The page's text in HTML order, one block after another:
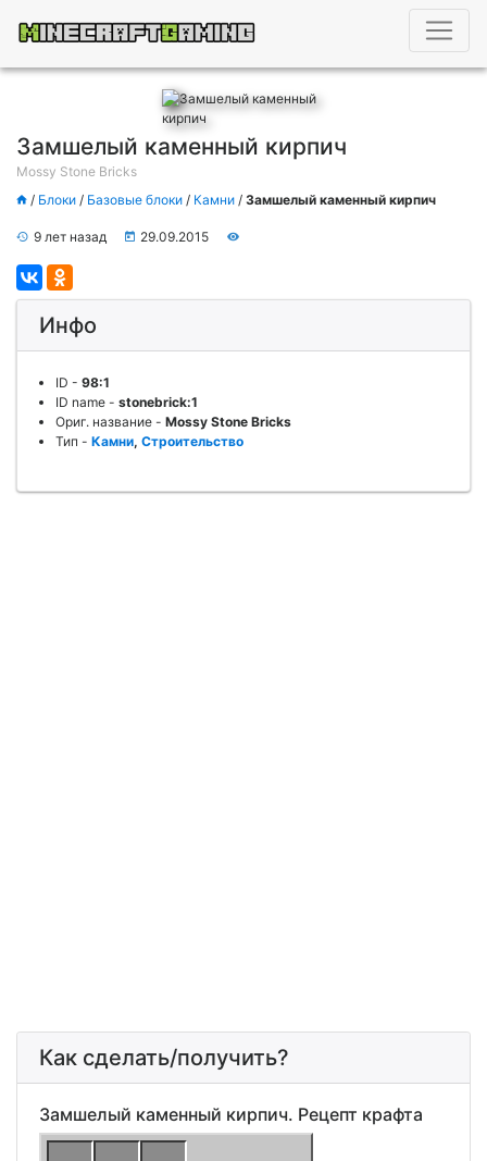
Замшелый каменный кирпич
Mossy Stone Bricks
/ Блоки / Базовые блоки / Камни / Замшелый каменный кирпич
9 лет назад 29.09.2015
Инфо
ID - 98:1
ID name - stonebrick:1
Ориг. название - Mossy Stone Bricks
Тип - Камни, Строительство
Как сделать/получить?
Замшелый каменный кирпич. Рецепт крафта